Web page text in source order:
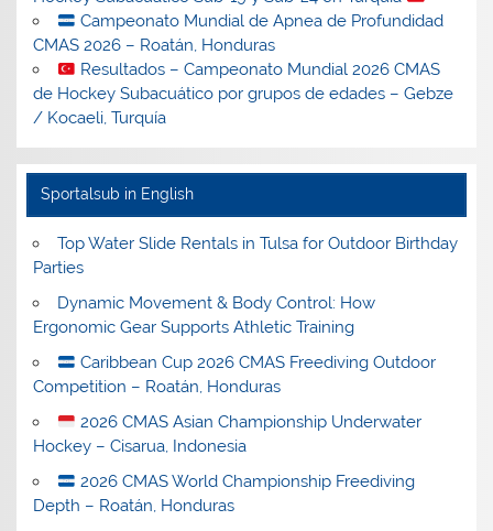
Campeonato Mundial de Apnea de Profundidad
CMAS 2026 – Roatán, Honduras
Resultados – Campeonato Mundial 2026 CMAS
de Hockey Subacuático por grupos de edades – Gebze
/ Kocaeli, Turquía
Sportalsub in English
Top Water Slide Rentals in Tulsa for Outdoor Birthday
Parties
Dynamic Movement & Body Control: How
Ergonomic Gear Supports Athletic Training
Caribbean Cup 2026 CMAS Freediving Outdoor
Competition – Roatán, Honduras
2026 CMAS Asian Championship Underwater
Hockey – Cisarua, Indonesia
2026 CMAS World Championship Freediving
Depth – Roatán, Honduras